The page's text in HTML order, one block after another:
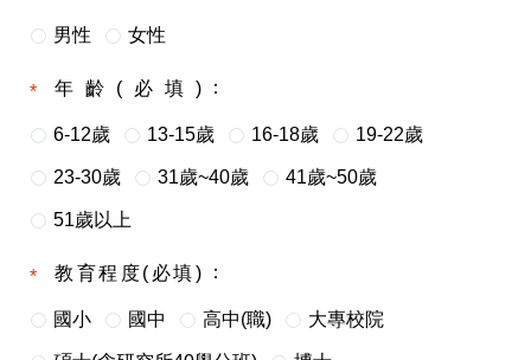
男性 女性
年齡(必填)
6-12歲 13-15歲 16-18歲 19-22歲
23-30歲 31歲~40歲 41歲~50歲
51歲以上
教育程度(必填)
國小 國中 高中(職) 大專校院